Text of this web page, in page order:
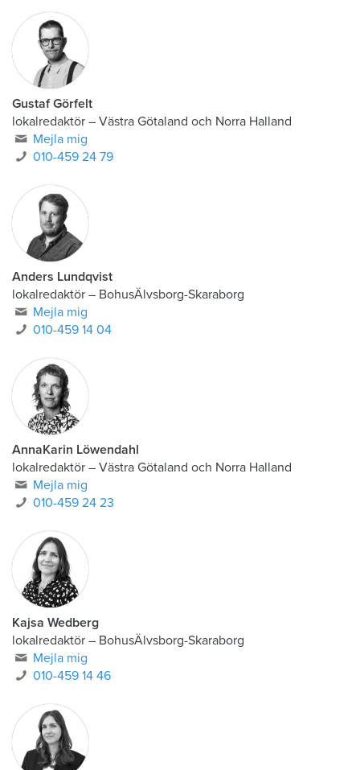
Gustaf Görfelt
lokalredaktör – Västra Götaland och Norra Halland
Mejla mig
010-459 24 79
Anders Lundqvist
lokalredaktör – BohusÄlvsborg-Skaraborg
Mejla mig
010-459 14 04
AnnaKarin Löwendahl
lokalredaktör – Västra Götaland och Norra Halland
Mejla mig
010-459 24 23
Kajsa Wedberg
lokalredaktör – BohusÄlvsborg-Skaraborg
Mejla mig
010-459 14 46